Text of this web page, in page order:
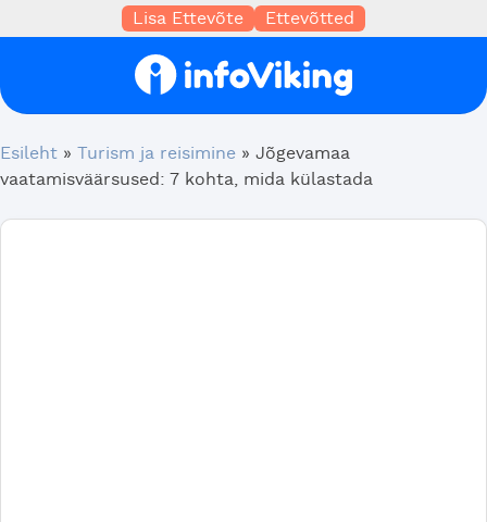
Lisa Ettevõte Ettevõtted
Esileht » Turism ja reisimine » Jõgevamaa
vaatamisväärsused: 7 kohta, mida külastada